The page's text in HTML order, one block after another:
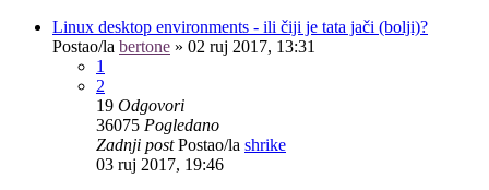
Linux desktop environments - ili čiji je tata jači (bolji)?
Postao/la bertone » 02 ruj 2017, 13:31
1
2
19 Odgovori
36075 Pogledano
Zadnji postPostao/la shrike
03 ruj 2017, 19:46